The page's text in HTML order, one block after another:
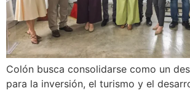
Colón busca consolidarse como un
para la inversión, el turismo y el